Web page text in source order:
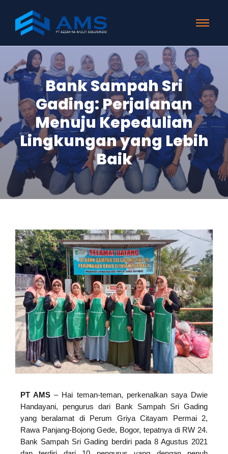
Bank Sampah Sri
Gading: Perjalanan
Menuju Kepedulian
Lingkungan yang Lebih
Baik
PT AMS – Hai teman-teman, perkenalkan saya Dwie
Handayani, pengurus dari Bank Sampah Sri Gading
yang beralamat di Perum Griya Citayam Permai 2,
Rawa Panjang-Bojong Gede, Bogor, tepatnya di RW 24.
Bank Sampah Sri Gading berdiri pada 8 Agustus 2021